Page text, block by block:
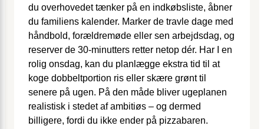
du overhovedet tænker på en indkøbsliste, åbner
du familiens kalender. Marker de travle dage med
håndbold, forældremøde eller sen arbejdsdag, og
reserver de 30-minutters retter netop dér. Har I en
rolig onsdag, kan du planlægge ekstra tid til at
koge dobbeltportion ris eller skære grønt til
senere på ugen. På den måde bliver ugeplanen
realistisk i stedet af ambitiøs – og dermed
billigere, fordi du ikke ender på pizzabaren.